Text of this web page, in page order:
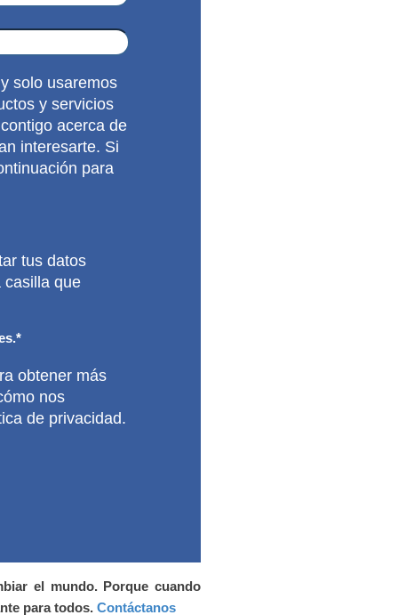
solo usaremos
y servicios
acerca de
interesarte. Si
para
tus datos
casilla que
*
obtener más
nos
de privacidad.
el mundo. Porque cuando
para todos. Contáctanos